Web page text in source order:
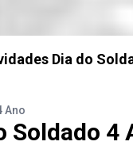
Dia do
Ano
Soldado 4